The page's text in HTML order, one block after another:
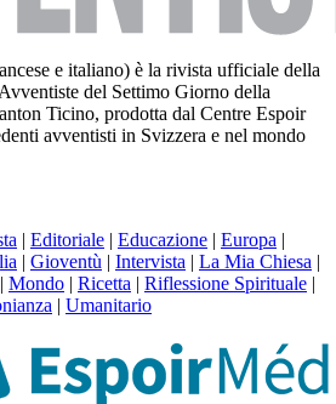
e italiano) è la rivista ufficiale della
del Settimo Giorno della
Ticino, prodotta dal Centre Espoir
avventisti in Svizzera e nel mondo
| Editoriale | Educazione | Europa |
| Gioventù | Intervista | La Mia Chiesa |
| Mondo | Ricetta | Riflessione Spirituale |
| Umanitario